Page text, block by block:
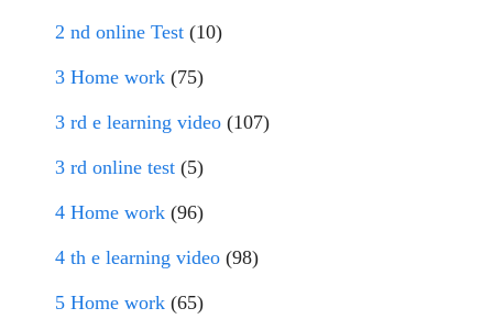
2 nd online Test (10)
3 Home work (75)
3 rd e learning video (107)
3 rd online test (5)
4 Home work (96)
4 th e learning video (98)
5 Home work (65)